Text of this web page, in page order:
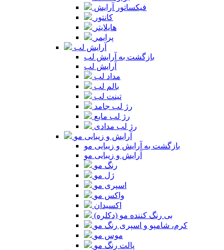
فیکساتور آرایش
کانتور
هایلایتر
پرایمر
آرایش لب
بازگشت به آرایش لب
آرایش لب
مداد لب
بالم لب
تینت لب
رژ لب جامد
رژ لب مایع
رژ لب مدادی
آرایش و زیبایی مو
بازگشت به آرایش و زیبایی مو
آرایش و زیبایی مو
رنگ مو
ژل مو
اسپری مو
واکس مو
اکسیدان
بی رنگ کننده مو (دکلره)
کرم، شامپو و اسپری رنگ مو
موس مو
پالت رنگ مو